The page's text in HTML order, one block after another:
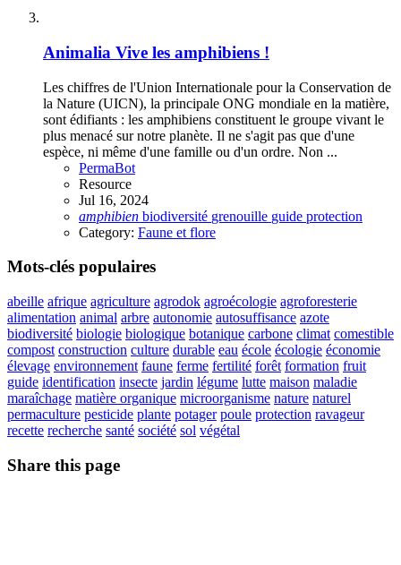
Animalia Vive les amphibiens !
Les chiffres de l'Union Internationale pour la Conservation de
la Nature (UICN), la principale ONG mondiale en la matière,
sont édifiants : les amphibiens constituent le groupe vivant le
plus menacé sur notre planète. Il ne s'agit pas que d'une
espèce, ni même d'une famille ou d'un ordre. Non ...
PermaBot
Resource
Jul 16, 2024
amphibien biodiversité grenouille guide protection
Category: Faune et flore
Mots-clés populaires
abeille afrique agriculture agrodok agroécologie agroforesterie
alimentation animal arbre autonomie autosuffisance azote
biodiversité biologie biologique botanique carbone climat comestible
compost construction culture durable eau école écologie économie
élevage environnement faune ferme fertilité forêt formation fruit
guide identification insecte jardin légume lutte maison maladie
maraîchage matière organique microorganisme nature naturel
permaculture pesticide plante potager poule protection ravageur
recette recherche santé société sol végétal
Share this page